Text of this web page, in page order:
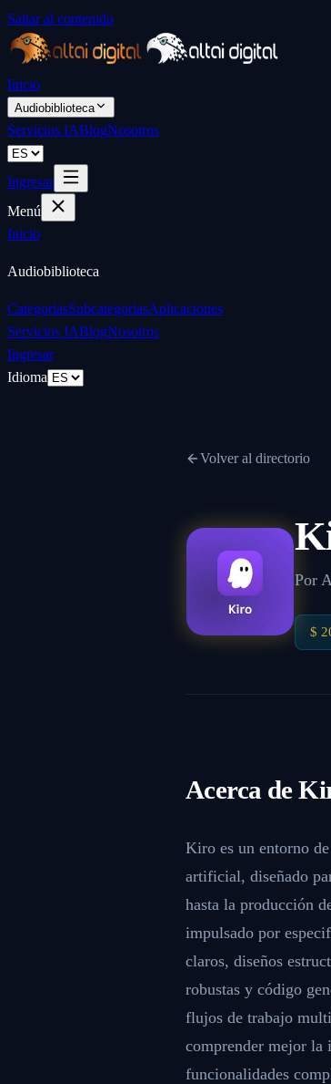
Saltar al contenido
Inicio
Audiobiblioteca
Servicios IABlogNosotros
Ingresar
Menú
Inicio
Audiobiblioteca
CategoríasSubcategoríasAplicaciones
Servicios IABlogNosotros
Ingresar
Idioma
Volver al directorio
Por
$
Acerca de
Kiro es un entorno
artificial, diseñado
hasta la producción
impulsado por
claros, diseños
robustas y código
flujos de trabajo
comprender mejor la
funcionalidades